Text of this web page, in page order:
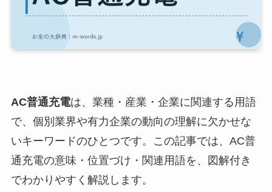
AC普通充電は、業種・産業・企業に関連する用語
で、個別業界や有力企業の動向の理解に欠かせな
いキーワードのひとつです。この記事では、AC普
通充電の意味・位置づけ・関連用語を、図解付き
でわかりやすく解説します。